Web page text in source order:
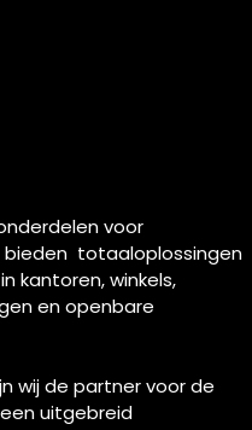
voor
bieden totaaloplossingen
kantoren, winkels,
en openbare
wij de partner voor de
uitgebreid